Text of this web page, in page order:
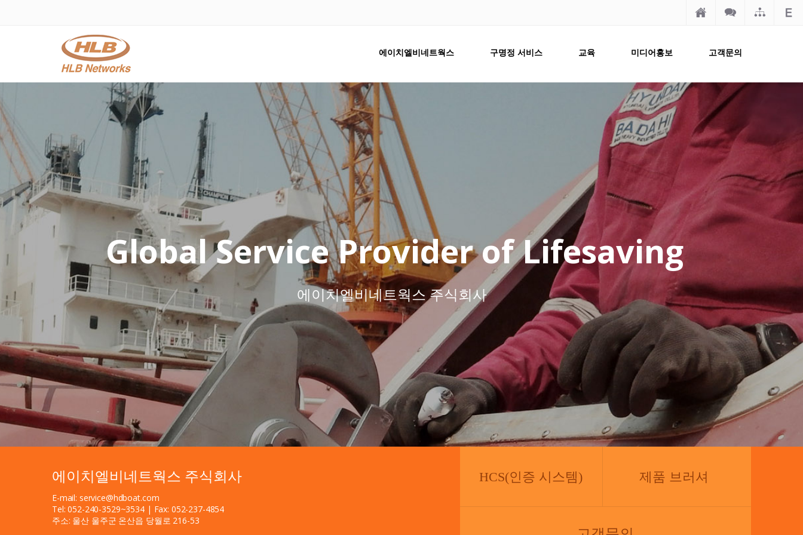
에이치엘비네트웍스 구명정 서비스 교육 미디어홍보 고객문의
Global Service Provider of Lifesaving
에이치엘비네트웍스 주식회사
에이치엘비네트웍스 주식회사
E-mail: service@hdboat.com
Tel: 052-240-3529~3534 | Fax: 052-237-4854
주소: 울산 울주군 온산읍 당월로 216-53
HCS(인증 시스템) 제품 브러셔